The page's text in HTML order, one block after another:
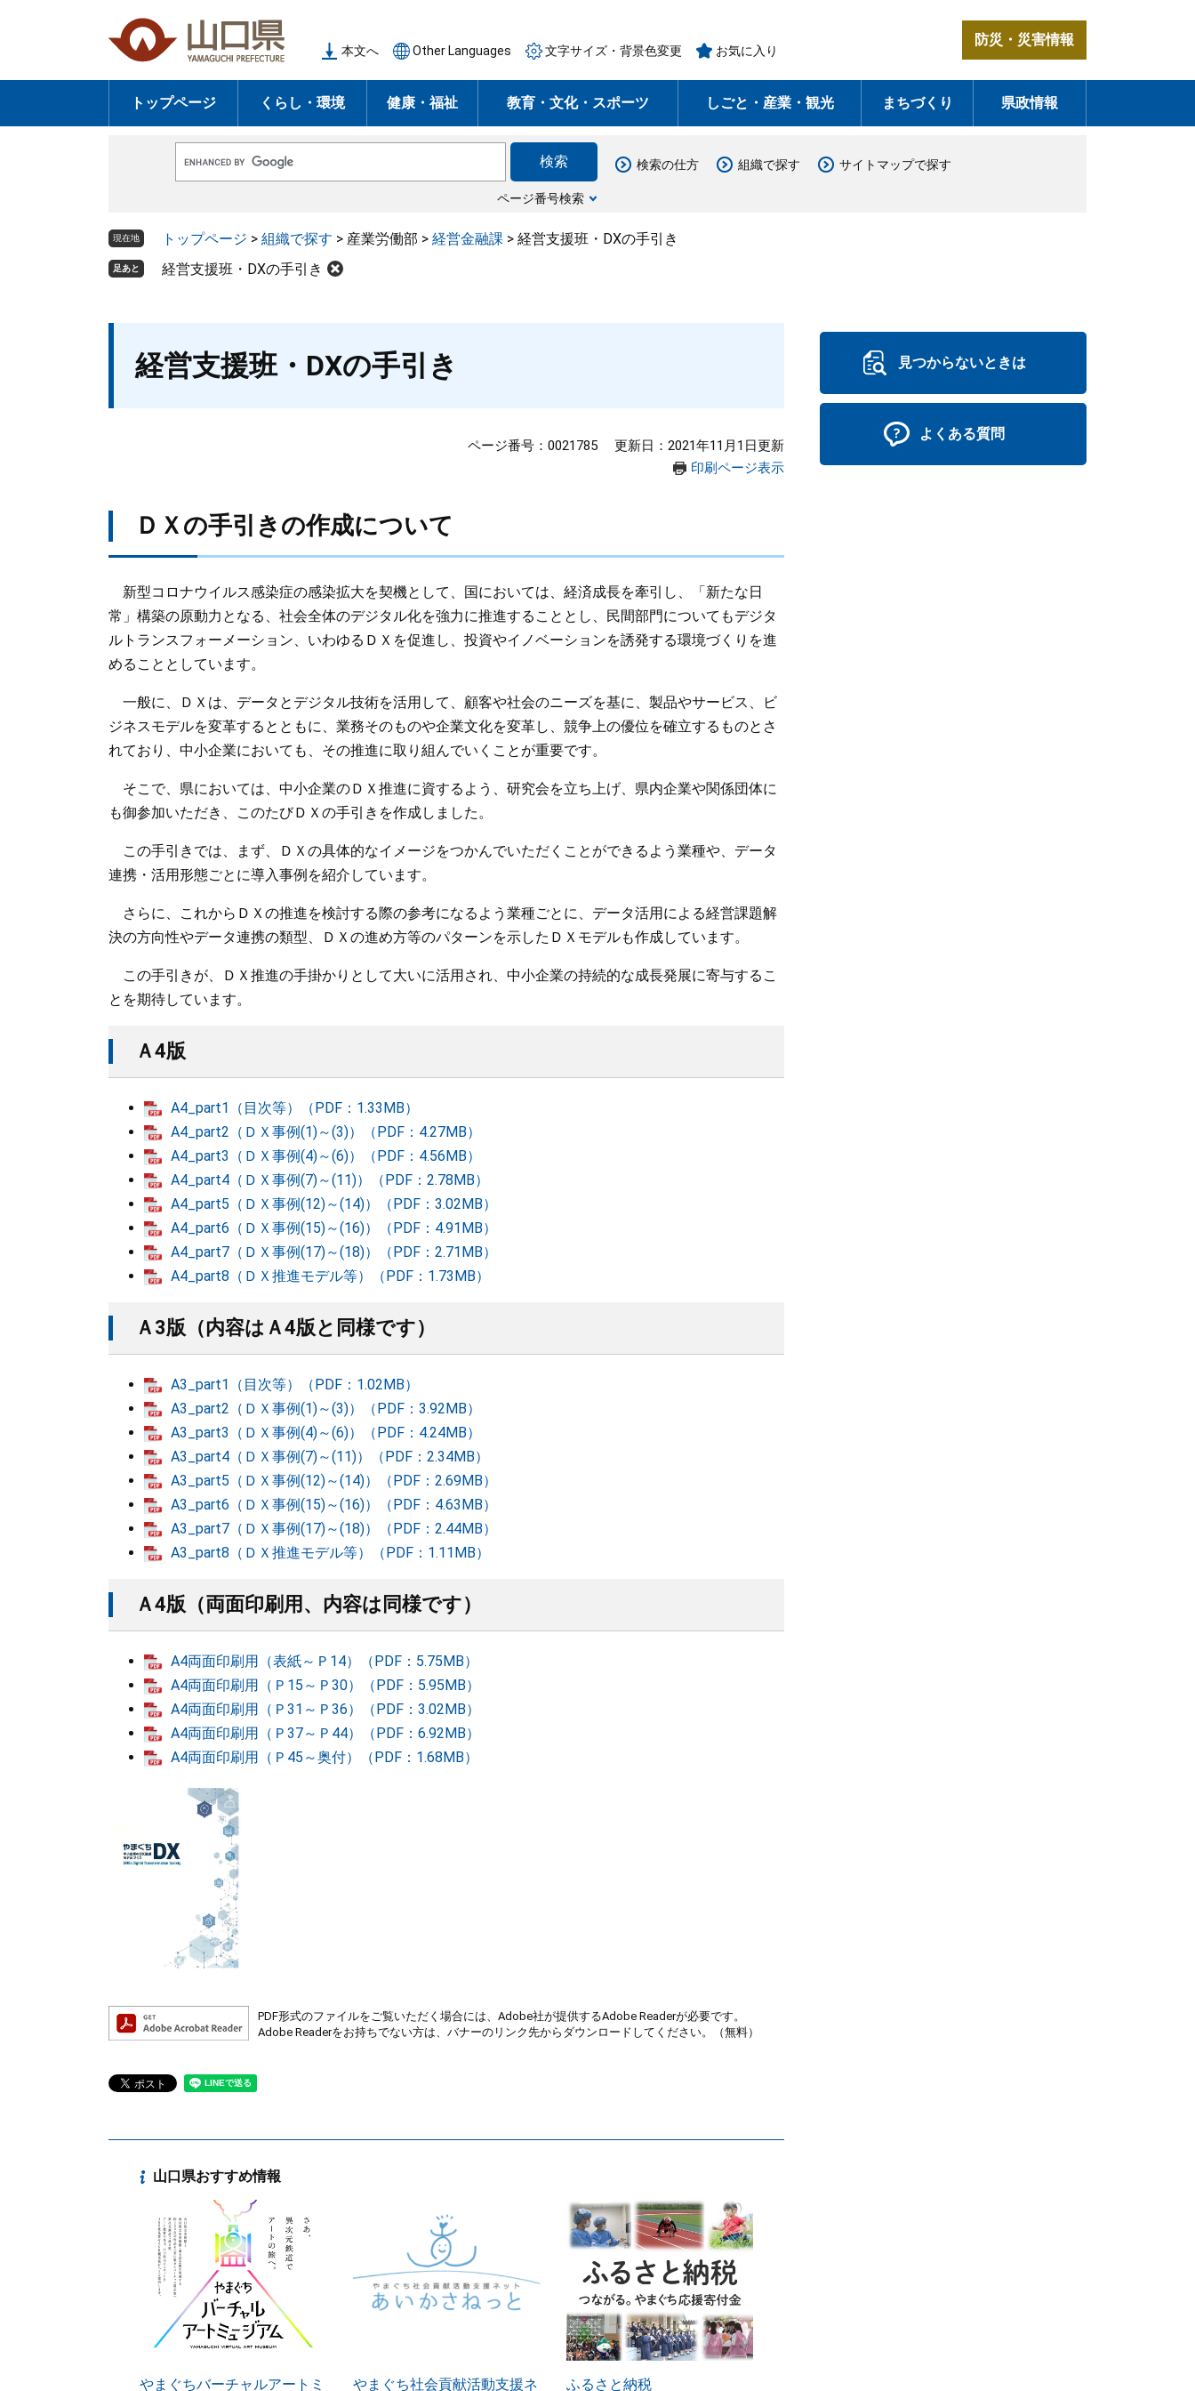
の
頭
ー
飛
本文へ Other Languages 文字サイズ・背景色変更 お気に入り
防災・災害情報
トップページ くらし・環境 健康・福祉 教育・文化・スポーツ しごと・産業・観光 まちづくり 県政情報
o
e
ス
タ
ページ番号検索
検索の仕方 組織で探す サイトマップで探す
現在地 トップページ > 組織で探す > 産業労働部 > 経営金融課 > 経営支援班・DXの手引き
足あと 経営支援班・DXの手引き
経営支援班・DXの手引き
ページ番号：0021785
更新日：2021年11月1日更新
印刷ページ表示
ＤＸの手引きの作成について
新型コロナウイルス感染症の感染拡大を契機として、国においては、経済成長を牽引し、「新たな日
常」構築の原動力となる、社会全体のデジタル化を強力に推進することとし、民間部門についてもデジタ
ルトランスフォーメーション、いわゆるＤＸを促進し、投資やイノベーションを誘発する環境づくりを進
めることとしています。
一般に、ＤＸは、データとデジタル技術を活用して、顧客や社会のニーズを基に、製品やサービス、ビ
ジネスモデルを変革するとともに、業務そのものや企業文化を変革し、競争上の優位を確立するものとさ
れており、中小企業においても、その推進に取り組んでいくことが重要です。
そこで、県においては、中小企業のＤＸ推進に資するよう、研究会を立ち上げ、県内企業や関係団体に
も御参加いただき、このたびＤＸの手引きを作成しました。
この手引きでは、まず、ＤＸの具体的なイメージをつかんでいただくことができるよう業種や、データ
連携・活用形態ごとに導入事例を紹介しています。
さらに、これからＤＸの推進を検討する際の参考になるよう業種ごとに、データ活用による経営課題解
決の方向性やデータ連携の類型、ＤＸの進め方等のパターンを示したＤＸモデルも作成しています。
この手引きが、ＤＸ推進の手掛かりとして大いに活用され、中小企業の持続的な成長発展に寄与するこ
とを期待しています。
Ａ4版
A4_part1（目次等）（PDF：1.33MB）
A4_part2（ＤＸ事例(1)～(3)）（PDF：4.27MB）
A4_part3（ＤＸ事例(4)～(6)）（PDF：4.56MB）
A4_part4（ＤＸ事例(7)～(11)）（PDF：2.78MB）
A4_part5（ＤＸ事例(12)～(14)）（PDF：3.02MB）
A4_part6（ＤＸ事例(15)～(16)）（PDF：4.91MB）
A4_part7（ＤＸ事例(17)～(18)）（PDF：2.71MB）
A4_part8（ＤＸ推進モデル等）（PDF：1.73MB）
Ａ3版（内容はＡ4版と同様です）
A3_part1（目次等）（PDF：1.02MB）
A3_part2（ＤＸ事例(1)～(3)）（PDF：3.92MB）
A3_part3（ＤＸ事例(4)～(6)）（PDF：4.24MB）
A3_part4（ＤＸ事例(7)～(11)）（PDF：2.34MB）
A3_part5（ＤＸ事例(12)～(14)）（PDF：2.69MB）
A3_part6（ＤＸ事例(15)～(16)）（PDF：4.63MB）
A3_part7（ＤＸ事例(17)～(18)）（PDF：2.44MB）
A3_part8（ＤＸ推進モデル等）（PDF：1.11MB）
Ａ4版（両面印刷用、内容は同様です）
A4両面印刷用（表紙～Ｐ14）（PDF：5.75MB）
A4両面印刷用（Ｐ15～Ｐ30）（PDF：5.95MB）
A4両面印刷用（Ｐ31～Ｐ36）（PDF：3.02MB）
A4両面印刷用（Ｐ37～Ｐ44）（PDF：6.92MB）
A4両面印刷用（Ｐ45～奥付）（PDF：1.68MB）
PDF形式のファイルをご覧いただく場合には、Adobe社が提供するAdobe Readerが必要です。
Adobe Readerをお持ちでない方は、バナーのリンク先からダウンロードしてください。（無料）
山口県おすすめ情報
やまぐちバーチャルアートミ やまぐち社会貢献活動支援ネ ふるさと納税
見つからないときは
よくある質問